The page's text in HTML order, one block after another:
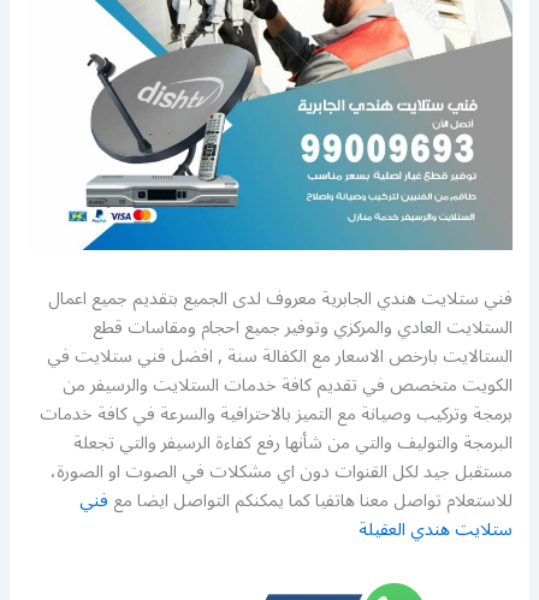
فني ستلايت هندي الجابرية معروف لدى الجميع بتقديم جميع اعمال
الستلايت العادي والمركزي وتوفير جميع احجام ومقاسات قطع
الستالايت بارخص الاسعار مع الكفالة سنة , افضل فني ستلايت في
الكويت متخصص في تقديم كافة خدمات الستلايت والرسيفر من
برمجة وتركيب وصيانة مع التميز بالاحترافية والسرعة في كافة خدمات
البرمجة والتوليف والتي من شأنها رفع كفاءة الرسيفر والتي تجعلة
مستقبل جيد لكل القنوات دون اي مشكلات في الصوت او الصورة،
للاستعلام تواصل معنا هاتفيا كما يمكنكم التواصل ايضا معفني
ستلايت هندي العقيلة